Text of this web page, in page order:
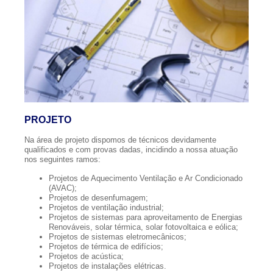
PROJETO
Na área de projeto dispomos de técnicos devidamente
qualificados e com provas dadas, incidindo a nossa atuação
nos seguintes ramos:
Projetos de Aquecimento Ventilação e Ar Condicionado
(AVAC);
Projetos de desenfumagem;
Projetos de ventilação industrial;
Projetos de sistemas para aproveitamento de Energias
Renováveis, solar térmica, solar fotovoltaica e eólica;
Projetos de sistemas eletromecânicos;
Projetos de térmica de edifícios;
Projetos de acústica;
Projetos de instalações elétricas.